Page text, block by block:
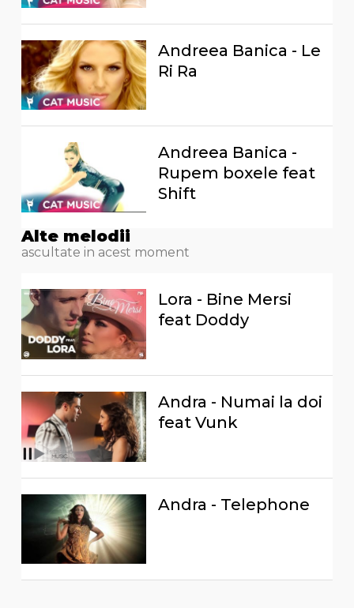
Andreea Banica - Le
Ri Ra
Andreea Banica -
Rupem boxele feat
Shift
Alte melodii
ascultate in acest moment
Lora - Bine Mersi
feat Doddy
Andra - Numai la doi
feat Vunk
Andra - Telephone